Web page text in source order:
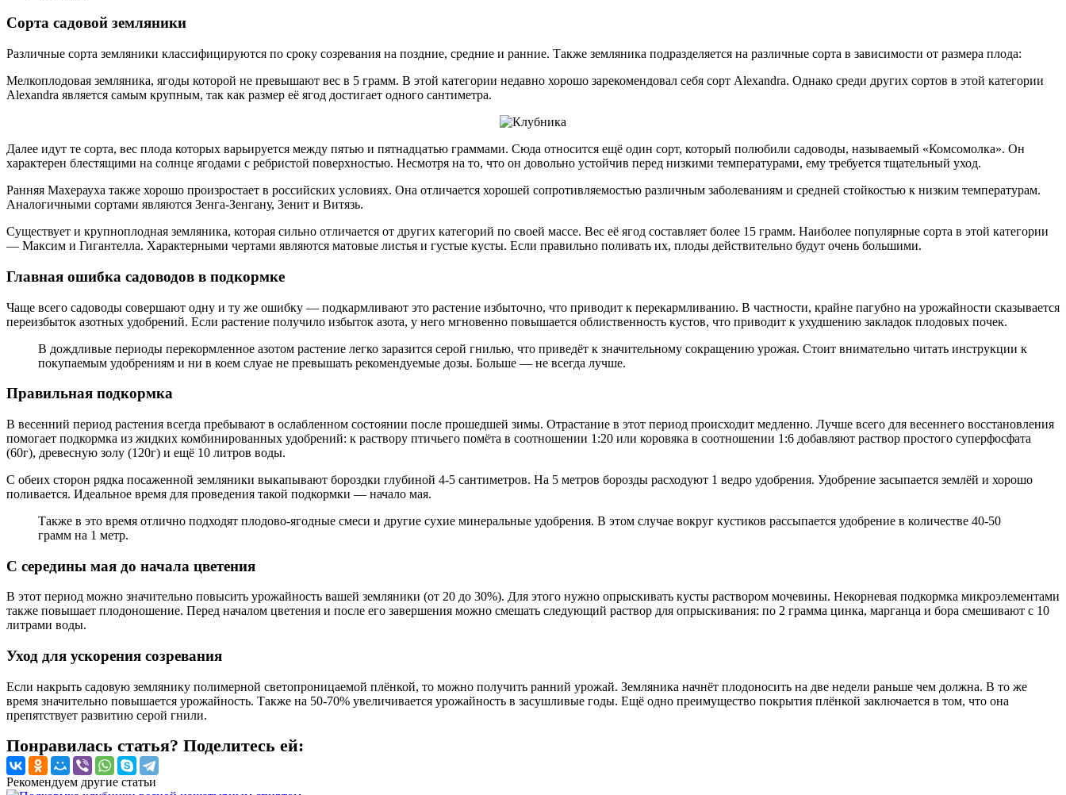
Сорта садовой земляники
Различные сорта земляники классифицируются по сроку созревания на поздние, средние и ранние. Также земляника подразделяется на различные сорта в зависимости от размера плода:
Мелкоплодовая земляника, ягоды которой не превышают вес в 5 грамм. В этой категории недавно хорошо зарекомендовал себя сорт Alexandra. Однако среди других сортов в этой категории
Alexandra является самым крупным, так как размер её ягод достигает одного сантиметра.
Далее идут те сорта, вес плода которых варьируется между пятью и пятнадцатью граммами. Сюда относится ещё один сорт, который полюбили садоводы, называемый «Комсомолка». Он
характерен блестящими на солнце ягодами с ребристой поверхностью. Несмотря на то, что он довольно устойчив перед низкими температурами, ему требуется тщательный уход.
Ранняя Махерауха также хорошо произростает в российских условиях. Она отличается хорошей сопротивляемостью различным заболеваниям и средней стойкостью к низким температурам.
Аналогичными сортами являются Зенга-Зенгану, Зенит и Витязь.
Существует и крупноплодная земляника, которая сильно отличается от других категорий по своей массе. Вес её ягод составляет более 15 грамм. Наиболее популярные сорта в этой категории
— Максим и Гигантелла. Характерными чертами являются матовые листья и густые кусты. Если правильно поливать их, плоды действительно будут очень большими.
Главная ошибка садоводов в подкормке
Чаще всего садоводы совершают одну и ту же ошибку — подкармливают это растение избыточно, что приводит к перекармливанию. В частности, крайне пагубно на урожайности сказывается
переизбыток азотных удобрений. Если растение получило избыток азота, у него мгновенно повышается облиственность кустов, что приводит к ухудшению закладок плодовых почек.
В дождливые периоды перекормленное азотом растение легко заразится серой гнилью, что приведёт к значительному сокращению урожая. Стоит внимательно читать инструкции к
покупаемым удобрениям и ни в коем слуае не превышать рекомендуемые дозы. Больше — не всегда лучше.
Правильная подкормка
В весенний период растения всегда пребывают в ослабленном состоянии после прошедшей зимы. Отрастание в этот период происходит медленно. Лучше всего для весеннего восстановления
помогает подкормка из жидких комбинированных удобрений: к раствору птичьего помёта в соотношении 1:20 или коровяка в соотношении 1:6 добавляют раствор простого суперфосфата
(60г), древесную золу (120г) и ещё 10 литров воды.
С обеих сторон рядка посаженной земляники выкапывают бороздки глубиной 4-5 сантиметров. На 5 метров борозды расходуют 1 ведро удобрения. Удобрение засыпается землёй и хорошо
поливается. Идеальное время для проведения такой подкормки — начало мая.
Также в это время отлично подходят плодово-ягодные смеси и другие сухие минеральные удобрения. В этом случае вокруг кустиков рассыпается удобрение в количестве 40-50
грамм на 1 метр.
С середины мая до начала цветения
В этот период можно значительно повысить урожайность вашей земляники (от 20 до 30%). Для этого нужно опрыскивать кусты раствором мочевины. Некорневая подкормка микроэлементами
также повышает плодоношение. Перед началом цветения и после его завершения можно смешать следующий раствор для опрыскивания: по 2 грамма цинка, марганца и бора смешивают с 10
литрами воды.
Уход для ускорения созревания
Если накрыть садовую землянику полимерной светопроницаемой плёнкой, то можно получить ранний урожай. Земляника начнёт плодоносить на две недели раньше чем должна. В то же
время значительно повышается урожайность. Также на 50-70% увеличивается урожайность в засушливые годы. Ещё одно преимущество покрытия плёнкой заключается в том, что она
препятствует развитию серой гнили.
Понравилась статья? Поделитесь ей:
Рекомендуем другие статьи